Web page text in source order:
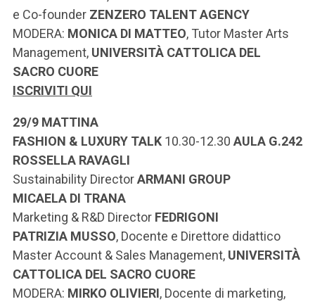
e Co-founder ZENZERO TALENT AGENCY
MODERA: MONICA DI MATTEO, Tutor Master Arts
Management, UNIVERSITÀ CATTOLICA DEL
SACRO CUORE
ISCRIVITI QUI
29/9 MATTINA
FASHION & LUXURY TALK 10.30-12.30 AULA G.242
ROSSELLA RAVAGLI
Sustainability DirectorARMANI GROUP
MICAELA DI TRANA
Marketing & R&D Director FEDRIGONI
PATRIZIA MUSSO, Docente e Direttore didattico
Master Account & Sales Management, UNIVERSITÀ
CATTOLICA DEL SACRO CUORE
MODERA: MIRKO OLIVIERI, Docente di marketing,